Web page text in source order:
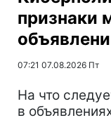
признаки
07:21 07.08.2026 Пт
На что
в